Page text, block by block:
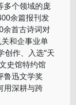
多个领域的庞
余篇报刊发
余首古诗词对
和企事业单
创作、入选“天
史馆特约馆
鲁迅文学奖
深耕与跨